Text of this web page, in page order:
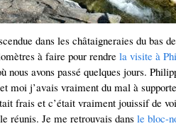
dans les châtaigneraies du bas
à faire pour rendrela visite à
nous avons passé quelques jours.
moi j’avais vraiment du mal à
frais et c’était vraiment jouissif de
réunis. Je me retrouvais dans le bloc-